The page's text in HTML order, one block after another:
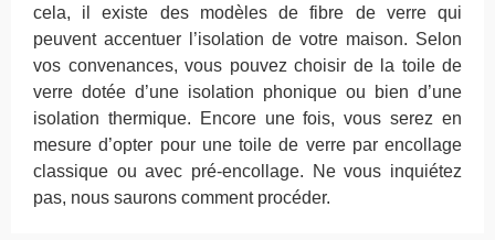
cela, il existe des modèles de fibre de verre qui
peuvent accentuer l’isolation de votre maison. Selon
vos convenances, vous pouvez choisir de la toile de
verre dotée d’une isolation phonique ou bien d’une
isolation thermique. Encore une fois, vous serez en
mesure d’opter pour une toile de verre par encollage
classique ou avec pré-encollage. Ne vous inquiétez
pas, nous saurons comment procéder.